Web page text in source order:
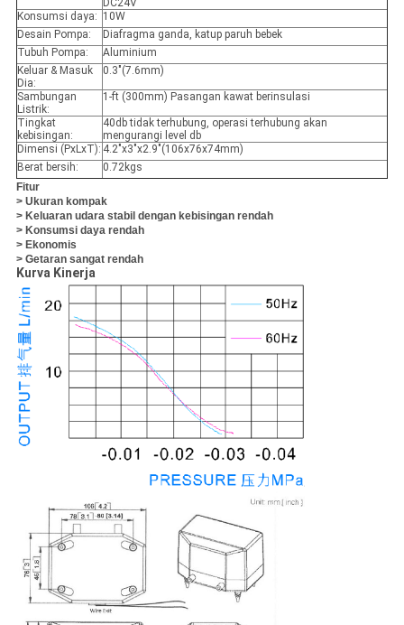
DC24V
Konsumsi daya: 10W
Desain Pompa:
Diafragma ganda, katup paruh bebek
Tubuh Pompa:
Aluminium
Keluar & Masuk
Dia:
0.3"(7.6mm)
Sambungan
Listrik:
1-ft (300mm) Pasangan kawat berinsulasi
Tingkat
kebisingan:
40db tidak terhubung, operasi terhubung akan
mengurangi level db
Dimensi (PxLxT): 4.2"x3"x2.9"(106x76x74mm)
Berat bersih:
0.72kgs
Fitur
> Ukuran kompak
> Keluaran udara stabil dengan kebisingan rendah
> Konsumsi daya rendah
> Ekonomis
> Getaran sangat rendah
Kurva Kinerja